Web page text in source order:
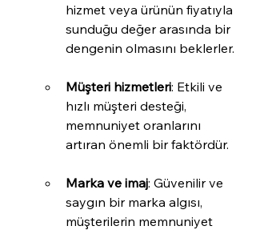
hizmet veya ürünün fiyatıyla
sunduğu değer arasında bir
dengenin olmasını beklerler.
Müşteri hizmetleri: Etkili ve
hızlı müşteri desteği,
memnuniyet oranlarını
artıran önemli bir faktördür.
Marka ve imaj: Güvenilir ve
saygın bir marka algısı,
müşterilerin memnuniyet